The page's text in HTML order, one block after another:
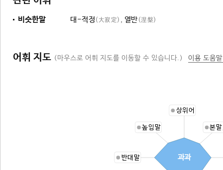
비슷한말 대-적정 (大寂定) , 열반(涅槃)
어휘 지도 (마우스로 어휘 지도를 이동할 수 있습니다.) 이용 도움
상위어
본
반대말
높임말
과과